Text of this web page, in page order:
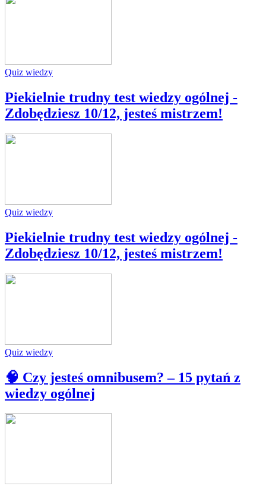
Quiz wiedzy
Piekielnie trudny test wiedzy ogólnej -
Zdobędziesz 10/12, jesteś mistrzem!
Quiz wiedzy
Piekielnie trudny test wiedzy ogólnej -
Zdobędziesz 10/12, jesteś mistrzem!
Quiz wiedzy
🧠 Czy jesteś omnibusem? – 15 pytań z
wiedzy ogólnej